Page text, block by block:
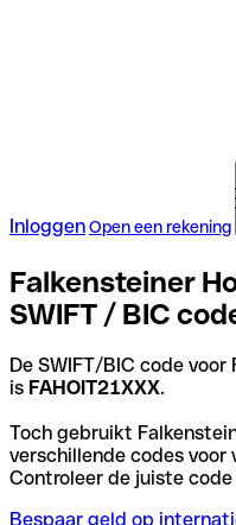
InloggenOpen een rekening
Falkensteiner
SWIFT / BIC
De SWIFT/BIC code
is FAHOIT21XXX.
Toch gebruikt
verschillende codes voor
Controleer de juiste
Bespaar geld op